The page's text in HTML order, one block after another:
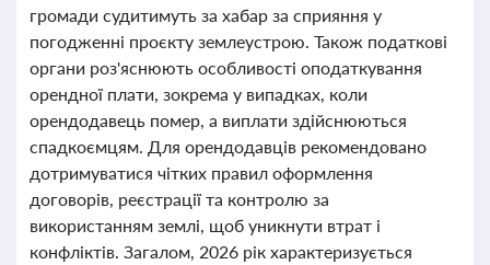
громади судитимуть за хабар за сприяння у
погодженні проєкту землеустрою. Також податкові
органи роз'яснюють особливості оподаткування
орендної плати, зокрема у випадках, коли
орендодавець помер, а виплати здійснюються
спадкоємцям. Для орендодавців рекомендовано
дотримуватися чітких правил оформлення
договорів, реєстрації та контролю за
використанням землі, щоб уникнути втрат і
конфліктів. Загалом, 2026 рік характеризується